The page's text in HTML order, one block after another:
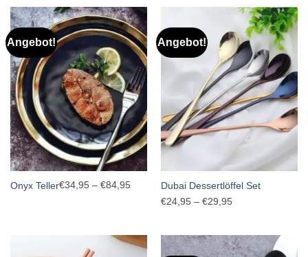
Angebot!
Onyx Teller€34,95 – €84,95Preisspanne:
Angebot!
Dubai Dessertlöffel Set
€24,95 – €29,95Preisspanne:
€29,95